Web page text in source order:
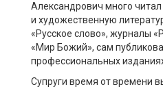
Александрович много читал
и художественную
«Русское слово», журналы
«Мир Божий», сам
профессиональных
Супруги время от времени